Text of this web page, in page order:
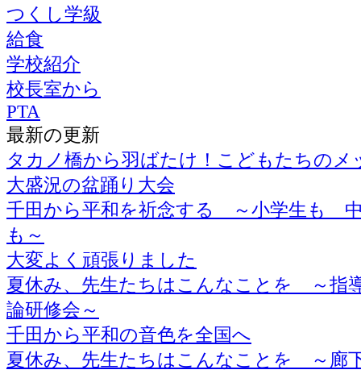
つくし学級
給食
学校紹介
校長室から
PTA
最新の更新
タカノ橋から羽ばたけ！こどもたちのメ
大盛況の盆踊り大会
千田から平和を祈念する ～小学生も
も～
大変よく頑張りました
夏休み、先生たちはこんなことを ～指
論研修会～
千田から平和の音色を全国へ
夏休み、先生たちはこんなことを ～廊